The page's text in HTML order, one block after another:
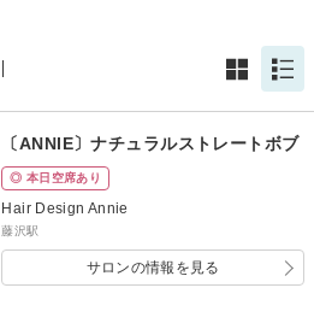
〔ANNIE〕ナチュラルストレートボブ
◎ 本日空席あり
Hair Design Annie
藤沢駅
サロンの情報を見る